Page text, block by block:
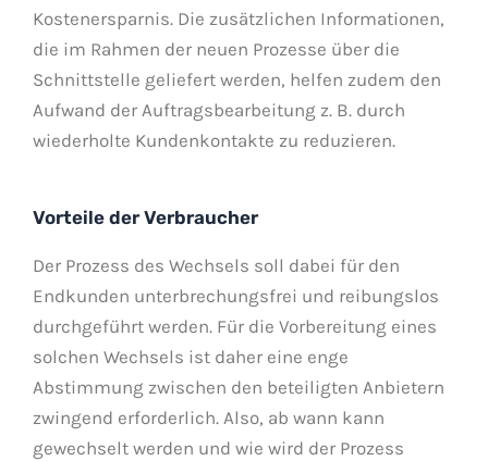
Kostenersparnis. Die zusätzlichen Informationen,
die im Rahmen der neuen Prozesse über die
Schnittstelle geliefert werden, helfen zudem den
Aufwand der Auftragsbearbeitung z. B. durch
wiederholte Kundenkontakte zu reduzieren.
Vorteile der Verbraucher
Der Prozess des Wechsels soll dabei für den
Endkunden unterbrechungsfrei und reibungslos
durchgeführt werden. Für die Vorbereitung eines
solchen Wechsels ist daher eine enge
Abstimmung zwischen den beteiligten Anbietern
zwingend erforderlich. Also, ab wann kann
gewechselt werden und wie wird der Prozess